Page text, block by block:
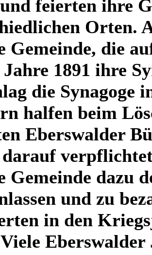
feierten ihre
Orten.
Gemeinde, die
1891 ihre
die Synagoge
halfen beim
Eberswalder
darauf
Gemeinde dazu
und zu
in den
Eberswalder